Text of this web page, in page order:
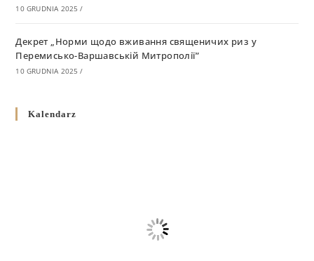
10 GRUDNIA 2025 /
Декрет „Норми щодо вживання священичих риз у
Перемисько-Варшавській Митрополії”
10 GRUDNIA 2025 /
григоріанським календарем
Душпастирський план Вроцлавсько-Кошалінської єпархії
Kalendarz